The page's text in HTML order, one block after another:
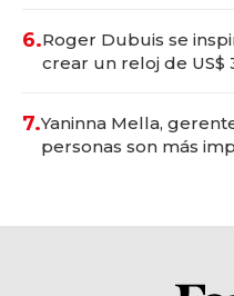
6.Roger Dubuis se
crear un reloj de US$
7.Yaninna Mella,
personas son más